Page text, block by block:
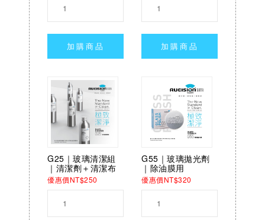
加購商品 加購商品
G25｜玻璃清潔組
｜清潔劑＋清潔布
優惠價NT$250
G55｜玻璃拋光劑
｜除油膜用
優惠價NT$320